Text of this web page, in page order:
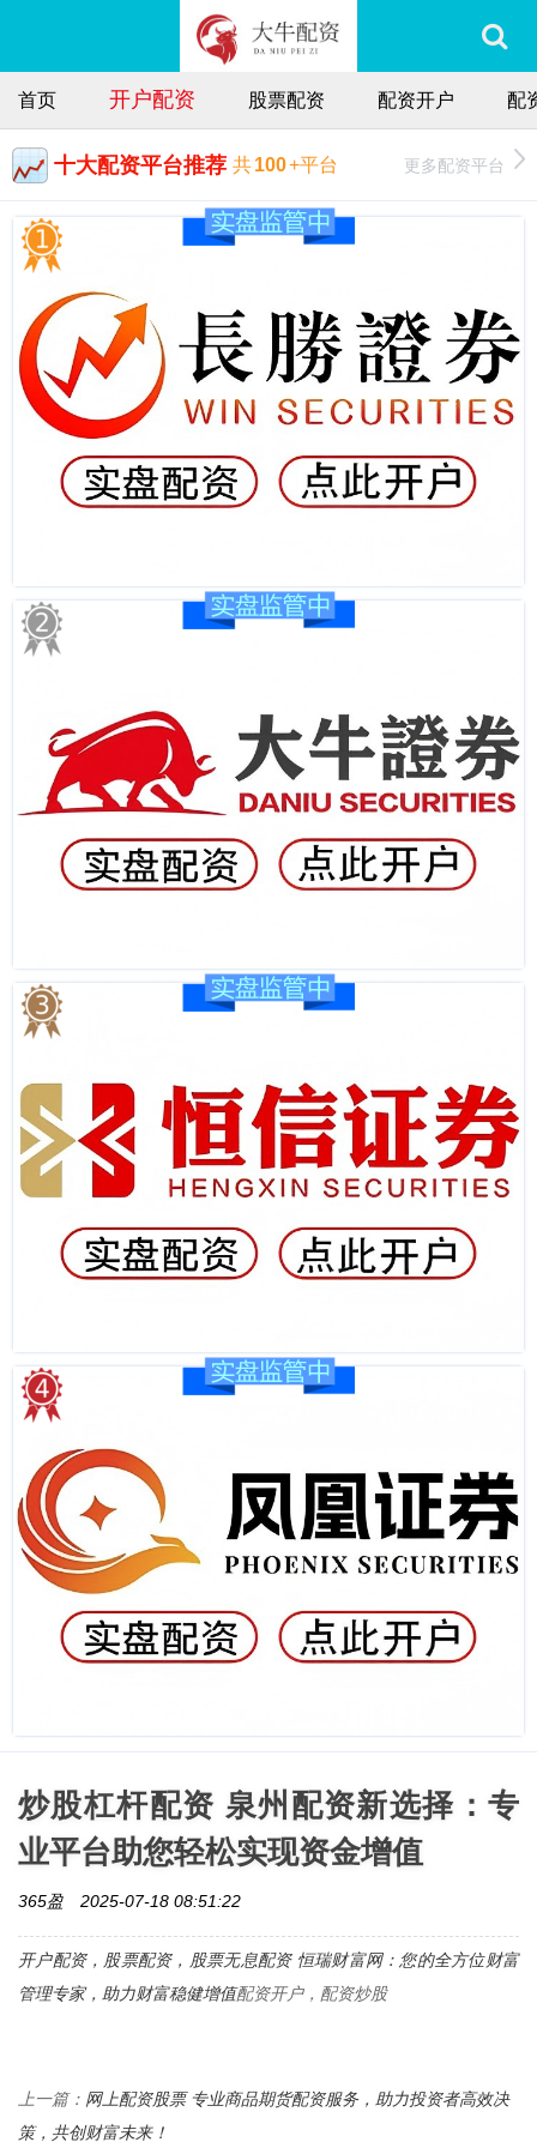
首页 开户配资 股票配资 配资开户 配
十大配资平台推荐 共100+平台 更多配资平台
炒股杠杆配资 泉州配资新选择：专
业平台助您轻松实现资金增值
365盈 2025-07-18 08:51:22
开户配资，股票配资， 股票无息配资 恒瑞财富网：您的全方位财富
管理专家，助力财富稳健增值配资开户，配资炒股
上一篇： 网上配资股票 专业商品期货配资服务，助力投资者高效决
策，共创财富未来！